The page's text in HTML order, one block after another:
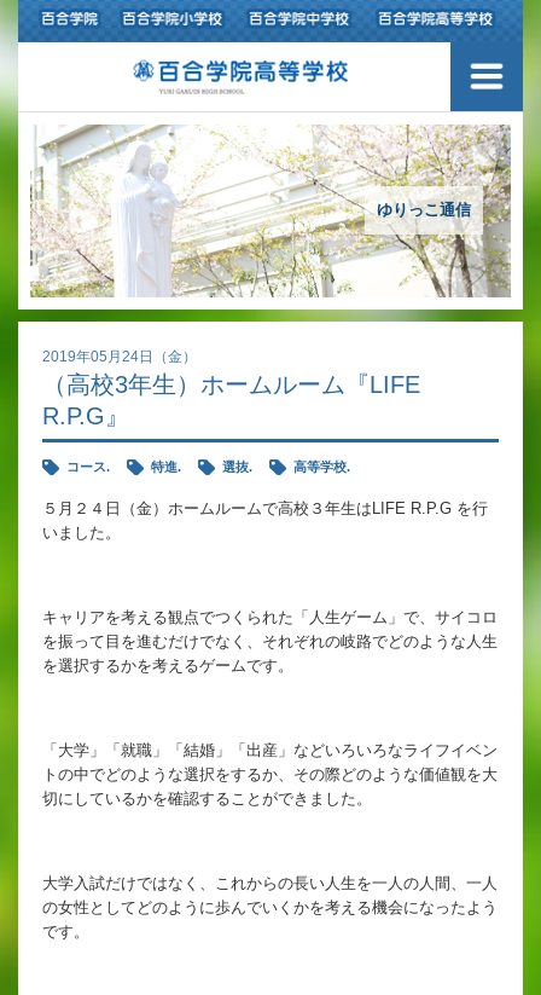
ゆりっこ通信
2019年05月24日（金）
（高校3年生）ホームルーム『LIFE
R.P.G』
コース. 特進. 選抜. 高等学校.
５月２４日（金）ホームルームで高校３年生はLIFE R.P.G を行
いました。
キャリアを考える観点でつくられた「人生ゲーム」で、サイコロ
を振って目を進むだけでなく、それぞれの岐路でどのような人生
を選択するかを考えるゲームです。
「大学」「就職」「結婚」「出産」などいろいろなライフイベン
トの中でどのような選択をするか、その際どのような価値観を大
切にしているかを確認することができました。
大学入試だけではなく、これからの長い人生を一人の人間、一人
の女性としてどのように歩んでいくかを考える機会になったよう
です。
学校紹介
アクセスマップ
沿革
充実のフォローアップ体制
ゆりっこおすすめの
学校スポット
制服紹介